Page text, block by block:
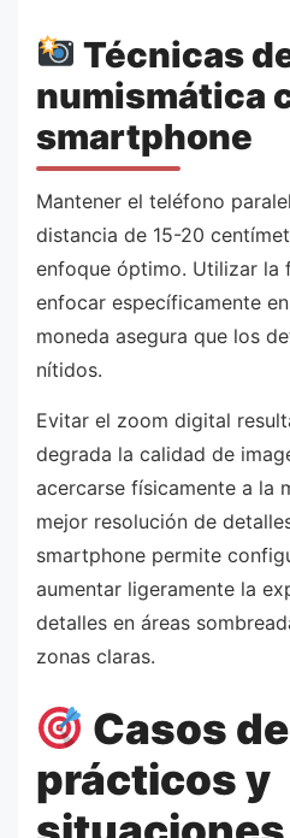
Técnicas
numismática
smartphone
Mantener el teléfono
distancia de 15-20
enfoque óptimo. Utilizar la
enfocar específicamente
moneda asegura que los
nítidos.
Evitar el zoom digital
degrada la calidad de
acercarse físicamente a la
mejor resolución de
smartphone permite
aumentar ligeramente la
detalles en áreas
zonas claras.
Casos
prácticos y